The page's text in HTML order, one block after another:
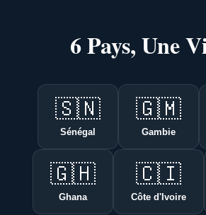
6 Pays, Une
🇸🇳
Sénégal
🇬🇲
Gambie
🇬🇭
Ghana
🇨🇮
Côte d'Ivoire